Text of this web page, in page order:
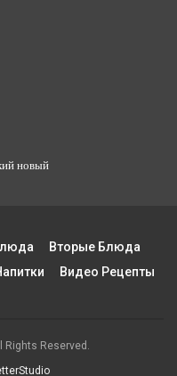
Вторые Блюда
Видео Рецепты
Reserved.